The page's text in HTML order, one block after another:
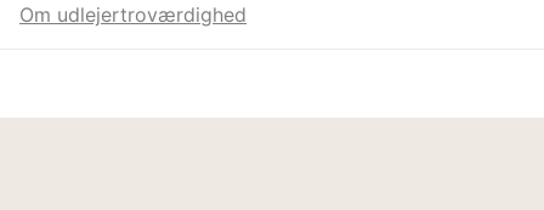
Om udlejertroværdighed